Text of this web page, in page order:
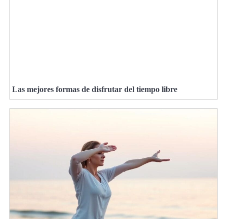
Las mejores formas de disfrutar del tiempo libre